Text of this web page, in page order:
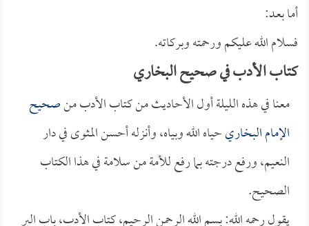
أما بعـد:
فسلام الله عليكم ورحمته وبركاته.
كتاب الأدب في صحيح البخاري
معنا في هذه الليلة أول الأحاديث من كتاب الأدب منصحيح
الإمام البخاريحياه الله وبياه، وأنزله أحسن المثوى في دار
النعيم، ورفع درجته بما رفع للأمة من سلامة في هذا الكتاب
الصحيح.